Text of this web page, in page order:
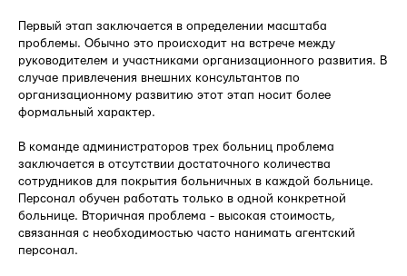
Первый этап заключается в определении масштаба
проблемы. Обычно это происходит на встрече между
руководителем и участниками организационного развития. В
случае привлечения внешних консультантов по
организационному развитию этот этап носит более
формальный характер.
В команде администраторов трех больниц проблема
заключается в отсутствии достаточного количества
сотрудников для покрытия больничных в каждой больнице.
Персонал обучен работать только в одной конкретной
больнице. Вторичная проблема - высокая стоимость,
связанная с необходимостью часто нанимать агентский
персонал.